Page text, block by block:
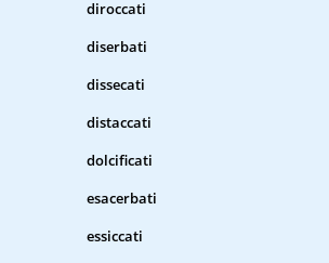
diroccati
diserbati
dissecati
distaccati
dolcificati
esacerbati
essiccati